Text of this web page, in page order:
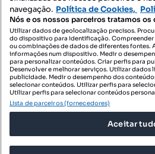
SIGA-NOS:
DESCARREGAR
navegação. Política de Cookies,
Nós e os nossos parceiros tratamos os
Utilizar dados de geolocalização precisos.
do dispositivo para identificação. Compreender
ou combinações de dados de diferentes fontes.
informações num dispositivo. Medir o
para personalizar conteúdos. Criar perfis para
Desenvolver e melhorar serviços. Utilizar dados
publicidade. Medir o desempenho dos
selecionar conteúdos. Utilizar perfis para
Utilizar perfis para selecionar conteúdos
Lista de parceiros (fornecedores)
Aceitar